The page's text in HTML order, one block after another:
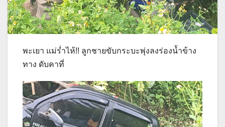
พะเยา แม่ร่ำไห้!! ลูกชายขับกระบะพุ่งลงร่องน้ำข้าง
ทาง ดับคาที่